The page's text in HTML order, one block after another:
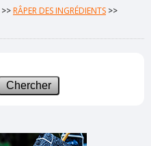
>>RÂPER DES INGRÉDIENTS >>